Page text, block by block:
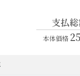
支払
本体価格